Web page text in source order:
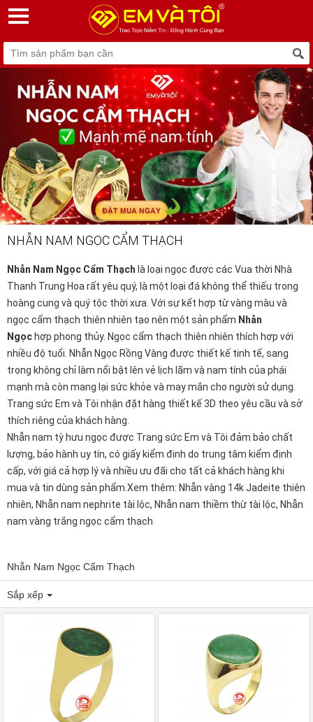
NHẪN NAM NGỌC CẨM THẠCH
Nhẫn Nam Ngọc Cẩm Thạch là loại ngọc được các Vua thời Nhà
Thanh Trung Hoa rất yêu quý, là một loại đá không thể thiếu trong
hoàng cung và quý tộc thời xưa. Với sự kết hợp từ vàng màu và
ngọc cẩm thạch thiên nhiên tạo nên một sản phẩm Nhẫn
Ngọc hợp phong thủy. Ngọc cẩm thạch thiên nhiên thích hợp với
nhiều độ tuổi. Nhẫn Ngọc Rồng Vàng được thiết kế tinh tế, sang
trọng không chỉ làm nổi bật lên vẻ lịch lãm và nam tính của phái
mạnh mà còn mang lại sức khỏe và may mắn cho người sử dụng.
Trang sức Em và Tôi nhận đặt hàng thiết kế 3D theo yêu cầu và sở
thích riêng của khách hàng.
Nhẫn nam tỳ hưu ngọc được Trang sức Em và Tôi đảm bảo chất
lượng, bảo hành uy tín, có giấy kiểm định do trung tâm kiểm định
cấp, với giá cả hợp lý và nhiều ưu đãi cho tất cả khách hàng khi
mua và tin dùng sản phẩm.Xem thêm: Nhẫn vàng 14k Jadeite thiên
nhiên, Nhẫn nam nephrite tài lộc, Nhẫn nam thiềm thừ tài lộc, Nhẫn
nam vàng trắng ngọc cẩm thạch
Nhẫn Nam Ngọc Cẩm Thạch
Sắp xếp